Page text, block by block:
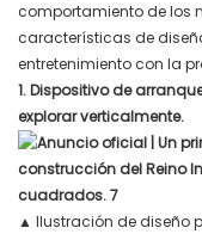
comportamiento de los
características de
entretenimiento con la
1. Dispositivo de
explorar verticalmente.
▲ Ilustración de diseño